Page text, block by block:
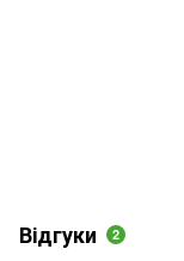
Відгуки 2